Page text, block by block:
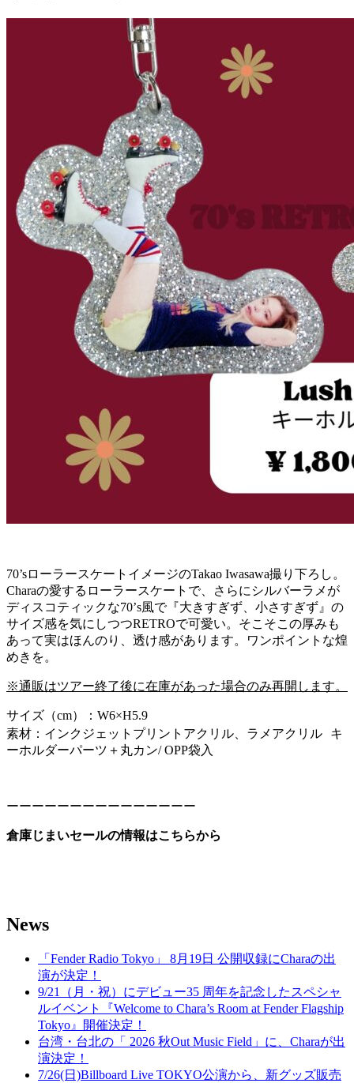
70’sローラースケートイメージのTakao Iwasawa撮り下ろし。
Charaの愛するローラースケートで、さらにシルバーラメが
ディスコティックな70’s風で『大きすぎず、小さすぎず』の
サイズ感を気にしつつRETROで可愛い。そこそこの厚みも
あって実はほんのり、透け感があります。ワンポイントな煌
めきを。
※通販はツアー終了後に在庫があった場合のみ再開します。
サイズ（cm）：W6×H5.9
素材：インクジェットプリントアクリル、ラメアクリル キ
ーホルダーパーツ＋丸カン/ OPP袋入
ーーーーーーーーーーーーーーー
倉庫じまいセールの情報はこちらから
News
「Fender Radio Tokyo」 8月19日 公開収録にCharaの出
演が決定！
9/21（月・祝）にデビュー35 周年を記念したスペシャ
ルイベント『Welcome to Chara’s Room at Fender Flagship
Tokyo』開催決定！
台湾・台北の「 2026 秋Out Music Field」に、Charaが出
演決定！
7/26(日)Billboard Live TOKYO公演から、新グッズ販売